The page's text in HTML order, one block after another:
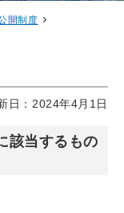
開制度
日：2024年4月1日
該当するもの